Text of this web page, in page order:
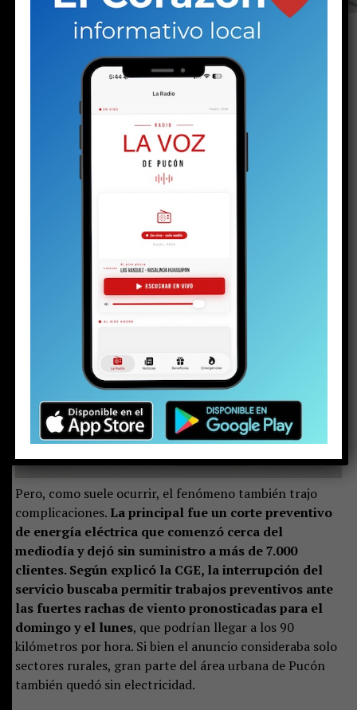
Hasta 60 centímetros de nieve se acumulan en
los sectores altos de la comuna. Para el
domingo y el lunes, el puelche aparece como
la principal amenaza, con ráfagas que podrían
alcanzar los 90 kilómetros por hora.
haciéndote socio de La Voz de Pucón)
fenómeno climático comenzó la tarde del viernes, se
intensificó durante la madrugada del sábado y, ya
esta nota, la nieve alcanzaba los 60 centímetros de
acumulación.
Pero, como suele ocurrir, el fenómeno también trajo
complicaciones. La principal fue un corte preventivo
de energía eléctrica que comenzó cerca del
mediodía y dejó sin suministro a más de 7.000
clientes. Según explicó la CGE, la interrupción del
servicio buscaba permitir trabajos preventivos ante
las fuertes rachas de viento pronosticadas para el
domingo y el lunes, que podrían llegar a los 90
kilómetros por hora. Si bien el anuncio consideraba solo
sectores rurales, gran parte del área urbana de Pucón
también quedó sin electricidad.